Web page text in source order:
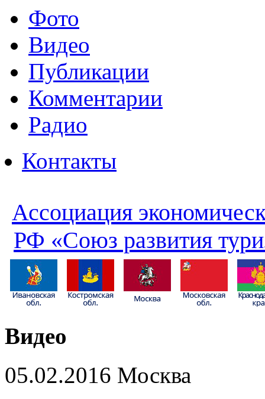
Фото
Видео
Публикации
Комментарии
Радио
Контакты
Ассоциация
РФ «Союз развития
Видео
05.02.2016 Москва